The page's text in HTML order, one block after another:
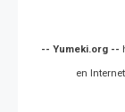
-- Yumeki.org --
en